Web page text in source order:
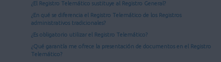
¿El Registro Telemático sustituye al Registro General?
¿En qué se diferencia el Registro Telemático de los Registros
administrativos tradicionales?
¿Es obligatorio utilizar el Registro Telemático?
¿Qué garantía me ofrece la presentación de documentos en el Registro
Telemático?